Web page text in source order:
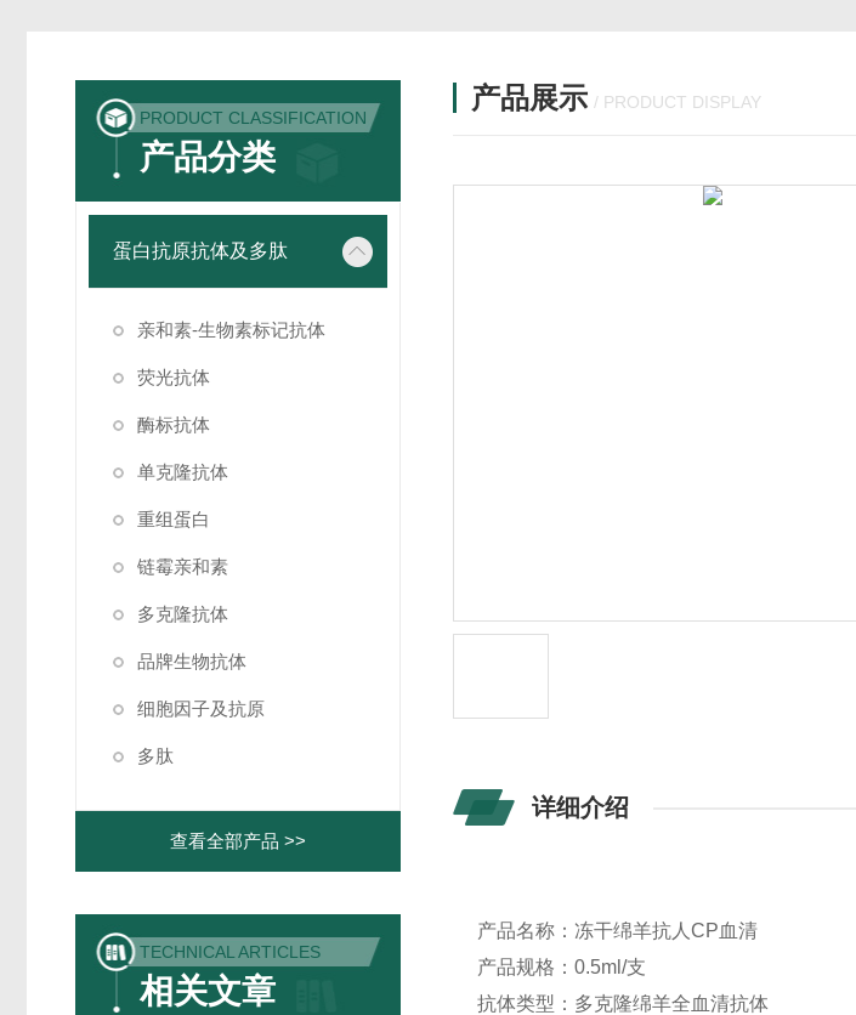
PRODUCT CLASSIFICATION
产品分类
蛋白抗原抗体及多肽
亲和素-生物素标记抗体
荧光抗体
酶标抗体
单克隆抗体
重组蛋白
链霉亲和素
多克隆抗体
品牌生物抗体
细胞因子及抗原
多肽
查看全部产品 >>
TECHNICAL ARTICLES
相关文章
产品展示 / PRODUCT DISPLAY
详细介绍
产品名称：冻干绵羊抗人CP血清
产品规格：0.5ml/支
抗体类型：多克隆绵羊全血清抗体